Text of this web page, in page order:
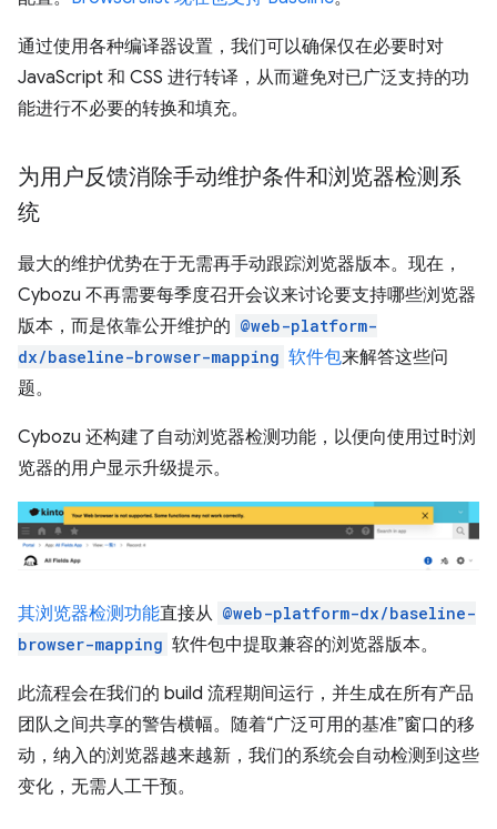
通过使用各种编译器设置，我们可以确保仅在必要时对
JavaScript 和 CSS 进行转译，从而避免对已广泛支持的功
能进行不必要的转换和填充。
为用户反馈消除手动维护条件和浏览器检测系
统
最大的维护优势在于无需再手动跟踪浏览器版本。现在，
Cybozu 不再需要每季度召开会议来讨论要支持哪些浏览器
版本，而是依靠公开维护的 @web-platform-
dx/baseline-browser-mapping 软件包来解答这些问
题。
Cybozu 还构建了自动浏览器检测功能，以便向使用过时浏
览器的用户显示升级提示。
其浏览器检测功能直接从 @web-platform-dx/baseline-
browser-mapping 软件包中提取兼容的浏览器版本。
此流程会在我们的 build 流程期间运行，并生成在所有产品
团队之间共享的警告横幅。随着“广泛可用的基准”窗口的移
动，纳入的浏览器越来越新，我们的系统会自动检测到这些
变化，无需人工干预。